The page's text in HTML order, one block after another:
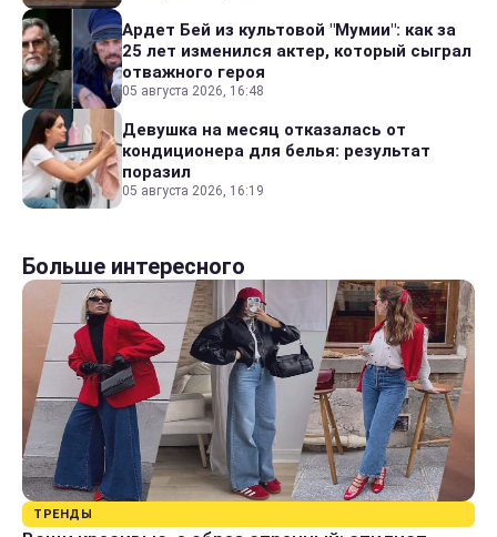
Ардет Бей из культовой "Мумии": как за
25 лет изменился актер, который сыграл
отважного героя
05 августа 2026, 16:48
Девушка на месяц отказалась от
кондиционера для белья: результат
поразил
05 августа 2026, 16:19
Больше интересного
ТРЕНДЫ